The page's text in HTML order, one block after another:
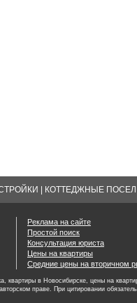
КОТТЕДЖНЫЕ
Реклама на сайте
Простой поиск
Консультация юриста
Цены на квартиры
Средние цены на вторичном
квартиры в Новосибирске, цены на
праве. При цитировании